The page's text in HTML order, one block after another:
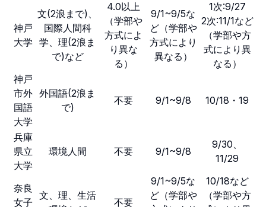
神戸
大学
文(2浪まで)、
国際人間科
学、理(2浪ま
で)など
4.0以上
（学部や
方式によ
り異な
る）
9/1~9/5な
ど（学部や
方式により
異なる）
1次:9/27
2次:11/1など
（学部や方
式により異
なる）
神戸
市外
国語
大学
外国語(2浪ま
で)
不要 9/1~9/8 10/18・19
兵庫
県立
大学
環境人間 不要 9/1~9/8
9/30、
11/29
奈良
女子
文、理、生活
不要
9/1~9/5な
ど（学部や
10/18など
（学部や方